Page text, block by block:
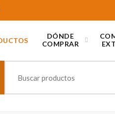
DÓNDE
COMPRAR